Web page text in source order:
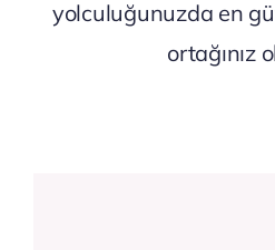
yolculuğunuzda en
ortağınız